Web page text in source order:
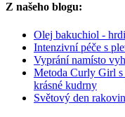
Z našeho blogu:
Olej bakuchiol -
Intenzivní péče s
Vyprání namísto
Metoda Curly Girl s
krásné kudrny
Světový den